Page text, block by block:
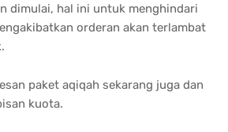
dimulai, hal ini untuk menghindari
orderan akan terlambat
paket aqiqah sekarang juga dan
kuota.